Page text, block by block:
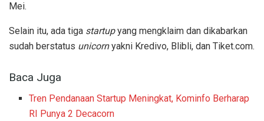
Mei.
Selain itu, ada tiga startupyang mengklaim dan dikabarkan
sudah berstatus unicornyakni Kredivo, Blibli, dan Tiket.com.
Baca Juga
Tren Pendanaan Startup Meningkat, Kominfo Berharap
RI Punya 2 Decacorn